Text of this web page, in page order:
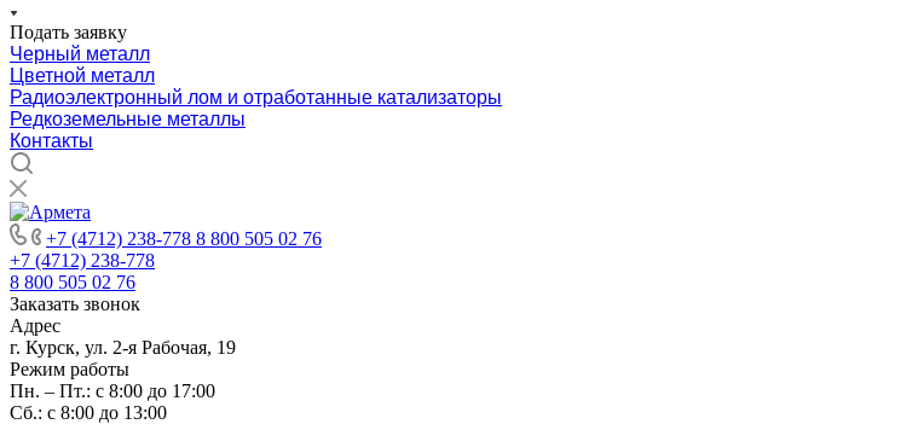
Подать заявку
Черный металл
Цветной металл
Радиоэлектронный лом и отработанные катализаторы
Редкоземельные металлы
Контакты
+7 (4712) 238-778 8 800 505 02 76
+7 (4712) 238-778
8 800 505 02 76
Заказать звонок
Адрес
г. Курск, ул. 2-я Рабочая, 19
Режим работы
Пн. – Пт.: с 8:00 до 17:00
Сб.: с 8:00 до 13:00